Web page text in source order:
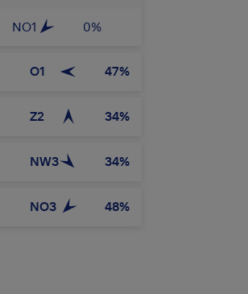
NO1 0%
O1 47%
Z2 34%
NW3 34%
NO3 48%